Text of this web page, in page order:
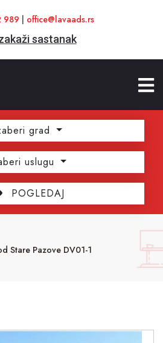
989 office@lavaads.rs
sastanak
grad
uslugu
POGLEDAJ
Stare Pazove DV01-1